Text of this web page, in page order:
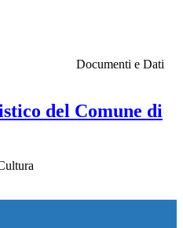
Documenti e Dati
del Comune di